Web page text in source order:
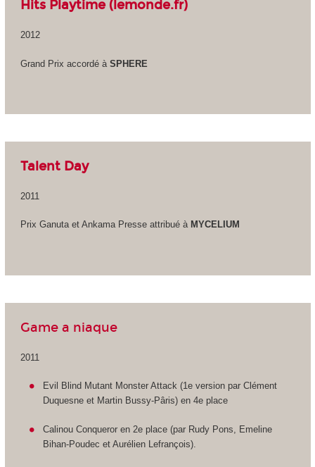
Hits Playtime(lemonde.fr)
2012
Grand Prix accordé à SPHERE
Talent Day
2011
Prix Ganuta et Ankama Presse attribué à MYCELIUM
Game a niaque
2011
Evil Blind Mutant Monster Attack (1e version par Clément
Duquesne et Martin Bussy-Pâris) en 4e place
Calinou Conqueror en 2e place (par Rudy Pons, Emeline
Bihan-Poudec et Aurélien Lefrançois).